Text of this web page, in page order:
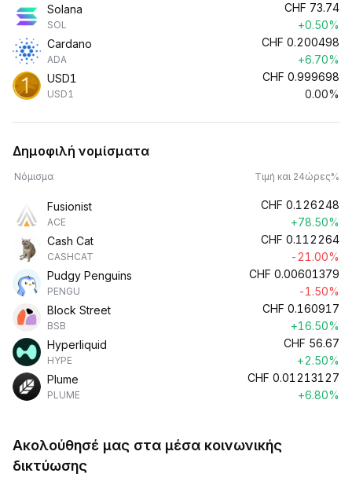
Solana
SOL
CHF 73.74
+0.50%
Cardano
ADA
CHF 0.200498
+6.70%
USD1
USD1
CHF 0.999698
0.00%
Δημοφιλή νομίσματα
Νόμισμα Τιμή και 24ώρες%
Fusionist
ACE
CHF 0.126248
+78.50%
Cash Cat
CASHCAT
CHF 0.112264
-21.00%
Pudgy Penguins
PENGU
CHF 0.00601379
-1.50%
Block Street
BSB
CHF 0.160917
+16.50%
Hyperliquid
HYPE
CHF 56.67
+2.50%
Plume
PLUME
CHF 0.01213127
+6.80%
Ακολούθησέ μας στα μέσα κοινωνικής
δικτύωσης